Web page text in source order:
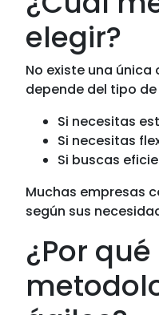
elegir?
No existe una
depende del tipo
Si necesitas
Si necesitas
Si buscas
Muchas empresas
según sus
¿Por